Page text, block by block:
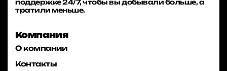
поддержке 24/7, чтобы вы добывали больше, а
тратили меньше.
Компания
О компании
Контакты